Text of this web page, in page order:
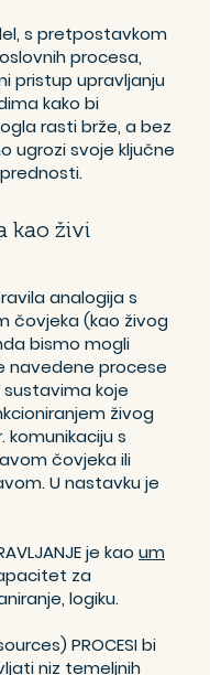
, s pretpostavkom
procesa,
pristup upravljanju
kako bi
rasti brže, a bez
ugrozi svoje ključne
kao živi
analogija s
čovjeka (kao živog
bismo mogli
navedene procese
koje
živog
komunikaciju s
čovjeka ili
U nastavku je
je kao um
za
logiku.
PROCESIbi
niz temeljnih